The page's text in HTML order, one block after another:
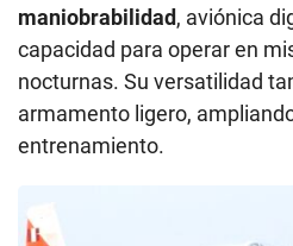
maniobrabilidad, aviónica
capacidad para operar en
nocturnas. Su versatilidad
armamento ligero,
entrenamiento.